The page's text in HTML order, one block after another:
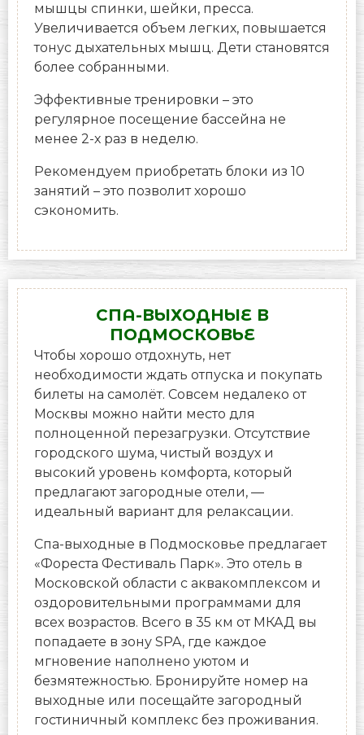
мышцы спинки, шейки, пресса.
Увеличивается объем легких, повышается
тонус дыхательных мышц. Дети становятся
более собранными.
Эффективные тренировки – это
регулярное посещение бассейна не
менее 2-х раз в неделю.
Рекомендуем приобретать блоки из 10
занятий – это позволит хорошо
сэкономить.
СПА-ВЫХОДНЫЕ В
ПОДМОСКОВЬЕ
Чтобы хорошо отдохнуть, нет
необходимости ждать отпуска и покупать
билеты на самолёт. Совсем недалеко от
Москвы можно найти место для
полноценной перезагрузки. Отсутствие
городского шума, чистый воздух и
высокий уровень комфорта, который
предлагают загородные отели, —
идеальный вариант для релаксации.
Спа-выходные в Подмосковье предлагает
«Фореста Фестиваль Парк». Это отель в
Московской области с аквакомплексом и
оздоровительными программами для
всех возрастов. Всего в 35 км от МКАД вы
попадаете в зону SPA, где каждое
мгновение наполнено уютом и
безмятежностью. Бронируйте номер на
выходные или посещайте загородный
гостиничный комплекс без проживания.